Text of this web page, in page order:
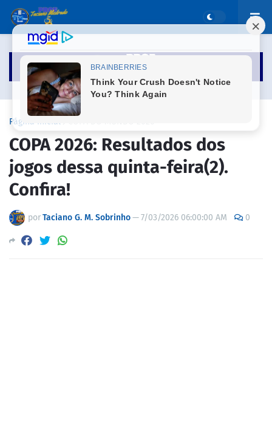
Página inicial
COPA 2026: Resultados dos
jogos dessa quinta-feira(2).
Confira!
porTaciano G. M. Sobrinho—7/03/2026 06:00:00 AM 0